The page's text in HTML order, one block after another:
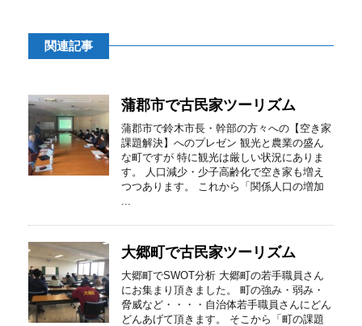
関連記事
蒲郡市で古民家ツーリズム
蒲郡市で鈴木市長・幹部の方々への【空き家
課題解決】へのプレゼン 観光と農業の盛ん
な町ですが 特に観光は厳しい状況にありま
す。 人口減少・少子高齢化で空き家も増え
つつあります。 これから「関係人口の増加
...
大郷町で古民家ツーリズム
大郷町でSWOT分析 大郷町の若手職員さん
にお集まり頂きました。 町の強み・弱み・
脅威など・・・・自治体若手職員さんにどん
どんあげて頂きます。 そこから「町の課題